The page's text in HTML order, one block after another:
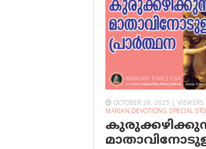
OCTOBER 28, 2025 |
MARIAN DEVOTIONS, SPECIAL